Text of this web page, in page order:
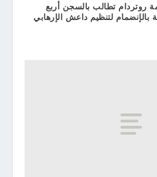
روتردام تطالب بالسجن أربع
لتنظيم داعش الإرهابي